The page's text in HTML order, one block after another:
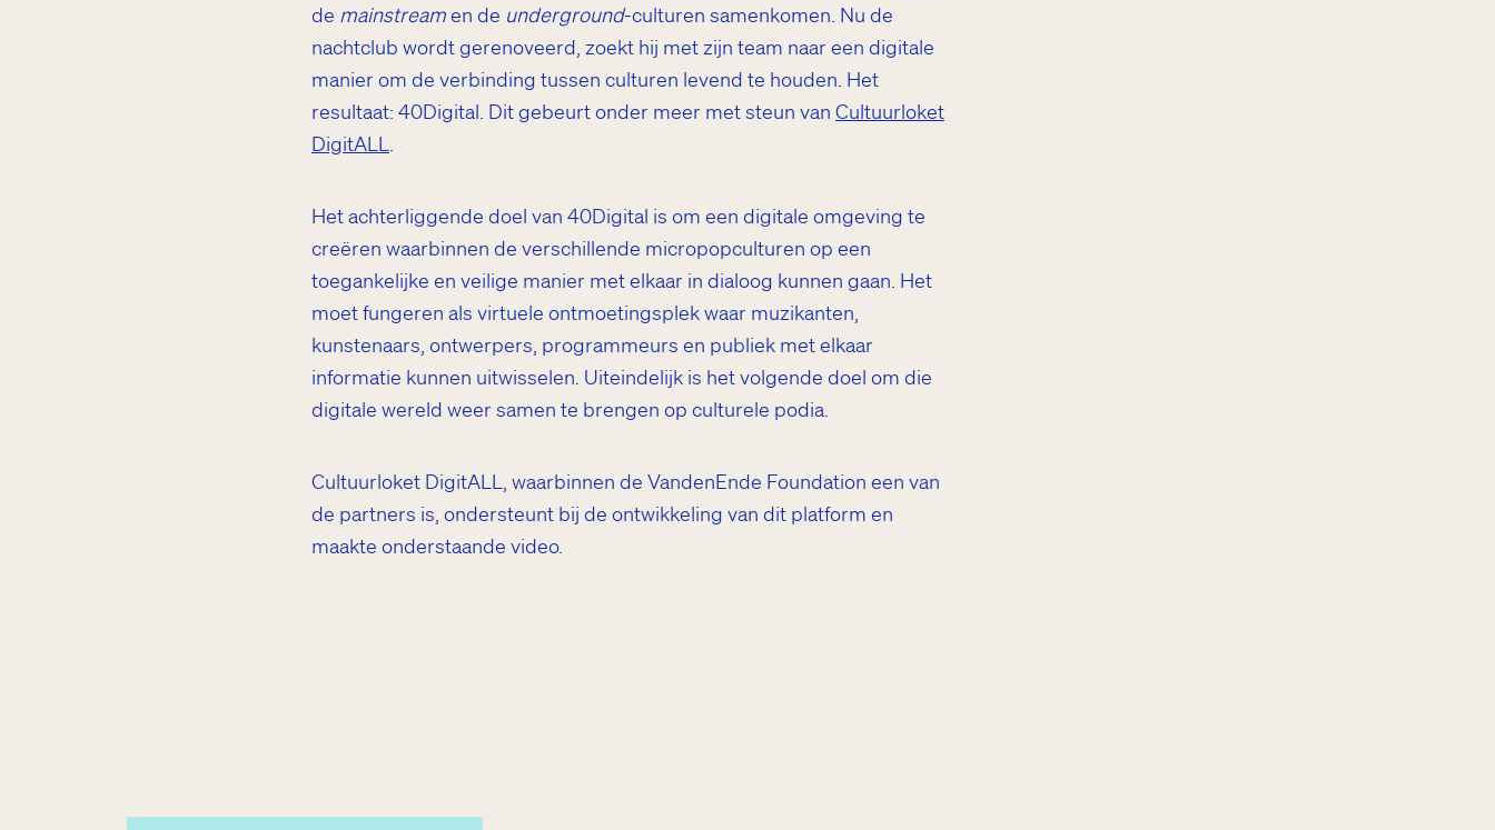
de mainstreamen de underground-culturen samenkomen. Nu de
nachtclub wordt gerenoveerd, zoekt hij met zijn team naar een digitale
manier om de verbinding tussen culturen levend te houden. Het
resultaat: 40Digital. Dit gebeurt onder meer met steun van Cultuurloket
DigitALL
Het achterliggende doel van 40Digital is om een digitale omgeving te
creëren waarbinnen de verschillende micropopculturen op een
toegankelijke en veilige manier met elkaar in dialoog kunnen gaan. Het
moet fungeren als virtuele ontmoetingsplek waar muzikanten,
kunstenaars, ontwerpers, programmeurs en publiek met elkaar
informatie kunnen uitwisselen. Uiteindelijk is het volgende doel om die
digitale wereld weer samen te brengen op culturele podia.
Cultuurloket DigitALL, waarbinnen de VandenEnde Foundation een van
de partners is, ondersteunt bij de ontwikkeling van dit platform en
maakte onderstaande video.